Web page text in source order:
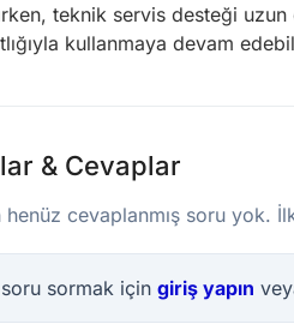
teknik servis desteği
kullanmaya devam
& Cevaplar
henüz cevaplanmış soru yok.
soru sormak için giriş yapın